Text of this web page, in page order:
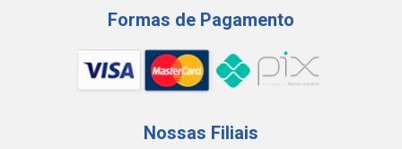
Formas de Pagamento
Nossas Filiais